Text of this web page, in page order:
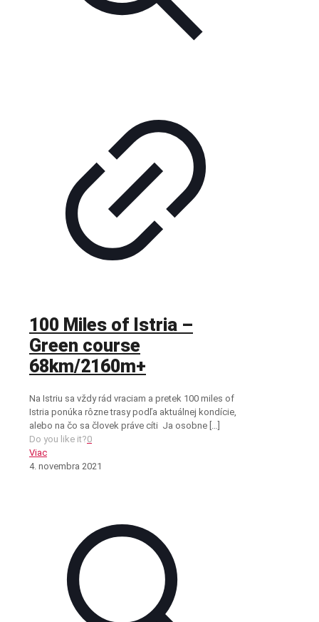
100 Miles of Istria –
Green course
68km/2160m+
Na Istriu sa vždy rád vraciam a pretek 100 miles of
Istria ponúka rôzne trasy podľa aktuálnej kondície,
alebo na čo sa človek práve cíti Ja osobne […]
Do you like it?0
Viac
4. novembra 2021